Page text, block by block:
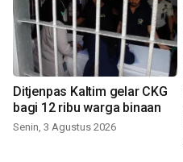
Ditjenpas Kaltim gelar CKG
bagi 12 ribu warga binaan
Senin, 3 Agustus 2026